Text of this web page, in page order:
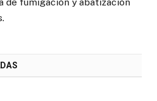
de fumigación y abatización